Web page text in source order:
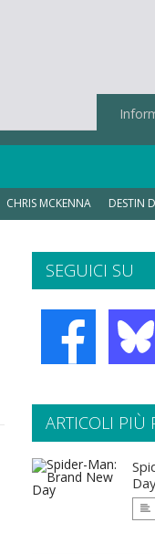
CHRIS MCKENNA DESTIN
SEGUICI SU
ARTICOLI PIÙ